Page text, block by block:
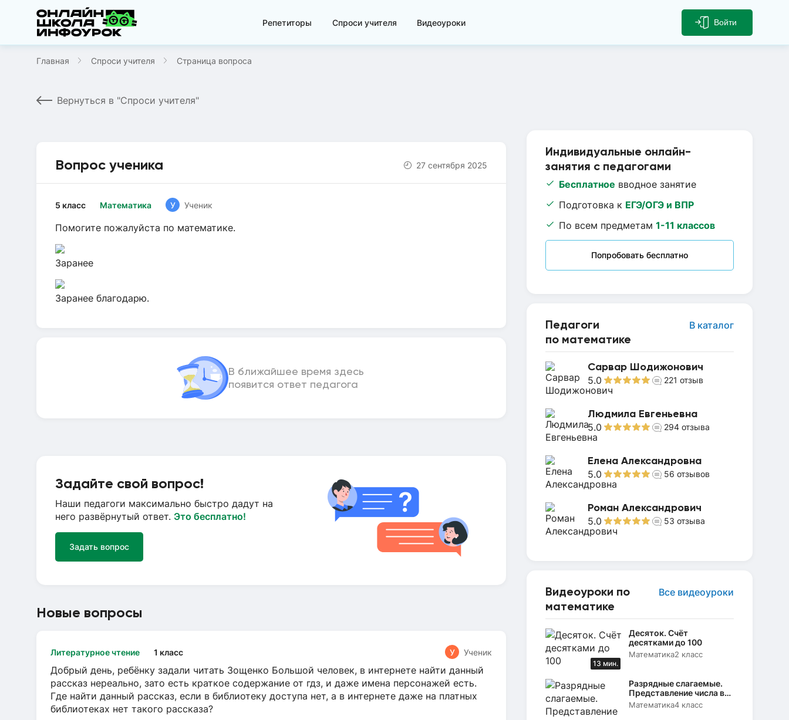
Репетиторы Спроси учителя Видеоуроки Войти
Главная Спроси учителя Страница вопроса
Вернуться в "Спроси учителя"
Индивидуальные онлайн-
занятия с педагогами
Бесплатное вводное занятие
Подготовка к ЕГЭ/ОГЭ и ВПР
По всем предметам 1-11 классов
Попробовать бесплатно
Педагоги
по математике
В каталог
Сарвар Шодижонович
5.0 221 отзыв
Людмила Евгеньевна
5.0 294 отзыва
Елена Александровна
5.0 56 отзывов
Роман Александрович
5.0 53 отзыва
Видеоуроки по
математике
Все видеоуроки
13 мин.
Десяток. Счёт
десятками до 100
Математика2 класс
Разрядные слагаемые.
Представление числа в
виде суммы разрядных
Математика4 класс
Вопрос ученика 27 сентября 2025
Математика
5 класс У Ученик
Помогите пожалуйста по математике.
Заранее
Заранее благодарю.
В ближайшее время здесь
появится ответ педагога
Задайте свой вопрос!
Наши педагоги максимально быстро дадут на
него развёрнутый ответ. Это бесплатно!
Задать вопрос
Новые вопросы
Литературное чтение 1 класс У Ученик
Добрый день, ребёнку задали читать Зощенко Большой человек, в интернете найти данный
рассказ нереально, зато есть краткое содержание от гдз, и даже имена персонажей есть.
Где найти данный рассказ, если в библиотеку доступа нет, а в интернете даже на платных
библиотеках нет такого рассказа?